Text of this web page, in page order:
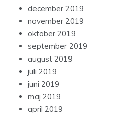
december 2019
november 2019
oktober 2019
september 2019
august 2019
juli 2019
juni 2019
maj 2019
april 2019